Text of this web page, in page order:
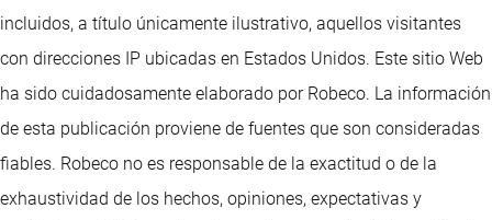
incluidos, a título únicamente ilustrativo, aquellos visitantes
con direcciones IP ubicadas en Estados Unidos. Este sitio Web
ha sido cuidadosamente elaborado por Robeco. La información
de esta publicación proviene de fuentes que son consideradas
fiables. Robeco no es responsable de la exactitud o de la
exhaustividad de los hechos, opiniones, expectativas y